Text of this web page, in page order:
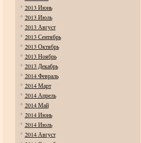
2013 Июнь
2013 Июль
2013 Август
2013 Сентябрь
2013 Октябрь
2013 Ноябрь
2013 Декабрь
2014 Февраль
2014 Март
2014 Апрель
2014 Май
2014 Июнь
2014 Июль
2014 Август